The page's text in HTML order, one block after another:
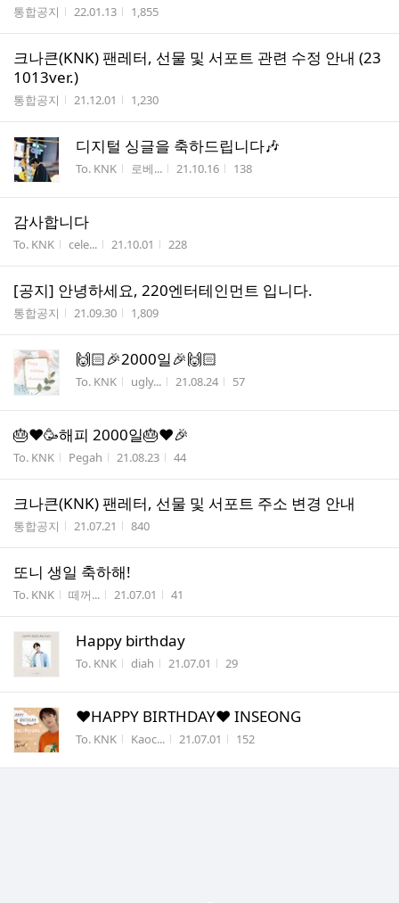
게시판명
통합공지 작성시간
22.01.13 조회수
1,855
크나큰(KNK) 팬레터, 선물 및 서포트 관련 수정 안내 (23
1013ver.)
게시판명
통합공지 작성시간
21.12.01 조회수
1,230
디지털 싱글을 축하드립니다🎶
게시판명
To. KNK 작성자
로베... 작성시간
21.10.16 조회수
138
감사합니다
게시판명
To. KNK 작성자
cele... 작성시간
21.10.01 조회수
228
[공지] 안녕하세요, 220엔터테인먼트 입니다.
게시판명
통합공지 작성시간
21.09.30 조회수
1,809
🙌🏻🎉2000일🎉🙌🏻
게시판명
To. KNK 작성자
ugly... 작성시간
21.08.24 조회수
57
🎂❤🥳해피 2000일🎂❤🎉
게시판명
To. KNK 작성자
Pegah 작성시간
21.08.23 조회수
44
크나큰(KNK) 팬레터, 선물 및 서포트 주소 변경 안내
게시판명
통합공지 작성시간
21.07.21 조회수
840
또니 생일 축하해!
게시판명
To. KNK 작성자
떼꺼... 작성시간
21.07.01 조회수
41
Happy birthday
게시판명
To. KNK 작성자
diah 작성시간
21.07.01 조회수
29
♥HAPPY BIRTHDAY♥ INSEONG
게시판명
To. KNK 작성자
Kaoc... 작성시간
21.07.01 조회수
152